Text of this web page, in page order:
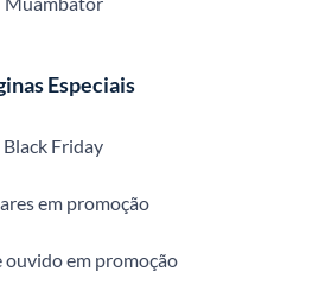
Especiais
Black Friday
em promoção
ouvido em promoção